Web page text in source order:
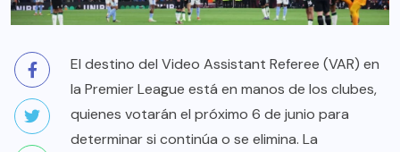
El destino del Video Assistant Referee (VAR) en
la Premier League está en manos de los clubes,
quienes votarán el próximo 6 de junio para
determinar si continúa o se elimina. La